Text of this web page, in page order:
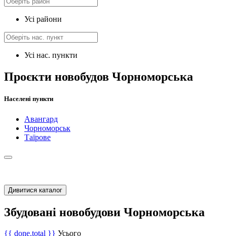
Усі райони
Усі нас. пункти
Проєкти новобудов Чорноморська
Населені пункти
Авангард
Чорноморськ
Таїрове
Дивитися каталог
Збудовані новобудови Чорноморська
{{ done.total }} Усього